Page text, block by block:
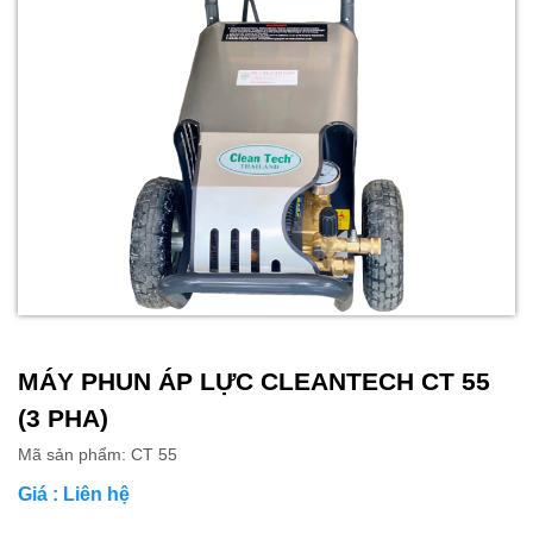
MÁY PHUN ÁP LỰC CLEANTECH CT 55
(3 PHA)
Mã sản phẩm: CT 55
Giá : Liên hệ